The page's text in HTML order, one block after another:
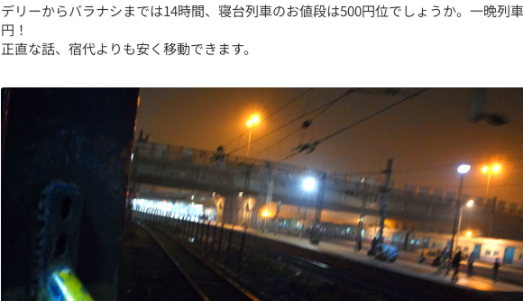
デリーからバラナシまでは14時間、寝台列車のお値段は500円位でしょうか。一晩列
円！
正直な話、宿代よりも安く移動できます。